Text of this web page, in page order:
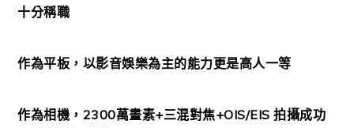
十分稱職
作為平板，以影音娛樂為主的能力更是高人一等
作為相機，2300萬畫素+三混對焦+OIS/EIS 拍攝成功